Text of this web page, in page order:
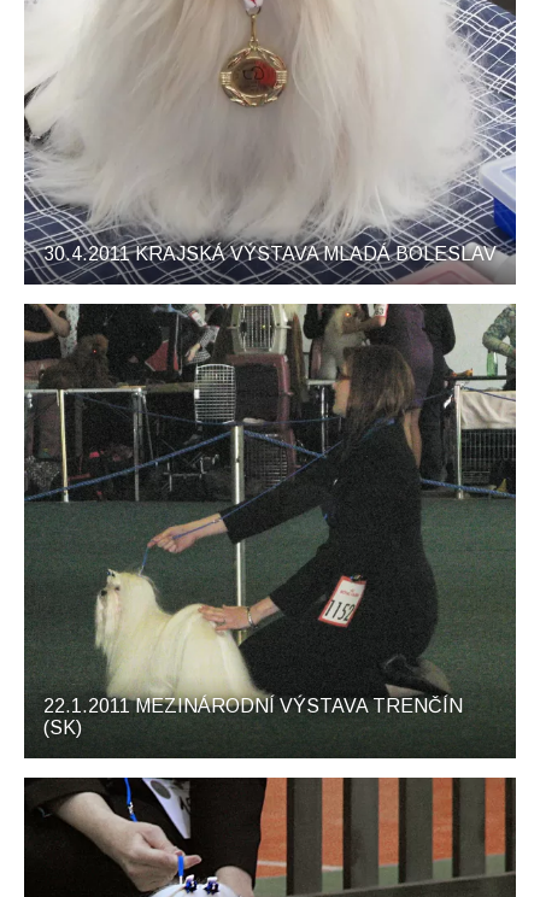
30.4.2011 KRAJSKÁ VÝSTAVA MLADÁ BOLESLAV
22.1.2011 MEZINÁRODNÍ VÝSTAVA TRENČÍN
(SK)